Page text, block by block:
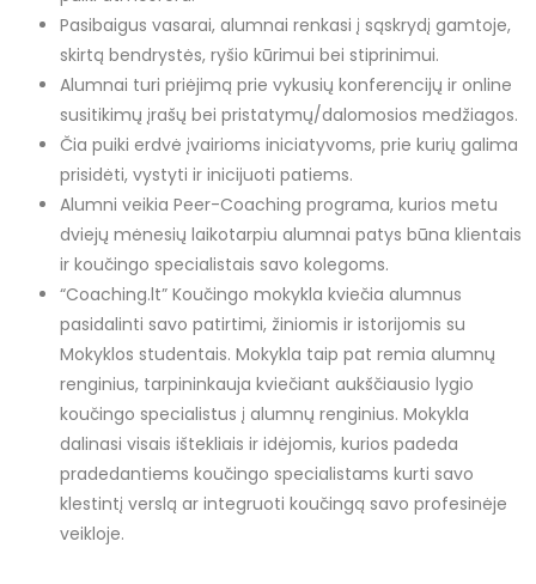
Pasibaigus vasarai, alumnai renkasi į sąskrydį gamtoje,
skirtą bendrystės, ryšio kūrimui bei stiprinimui.
Alumnai turi priėjimą prie vykusių konferencijų ir online
susitikimų įrašų bei pristatymų/dalomosios medžiagos.
Čia puiki erdvė įvairioms iniciatyvoms, prie kurių galima
prisidėti, vystyti ir inicijuoti patiems.
Alumni veikia Peer-Coaching programa, kurios metu
dviejų mėnesių laikotarpiu alumnai patys būna klientais
ir koučingo specialistais savo kolegoms.
“Coaching.lt” Koučingo mokykla kviečia alumnus
pasidalinti savo patirtimi, žiniomis ir istorijomis su
Mokyklos studentais. Mokykla taip pat remia alumnų
renginius, tarpininkauja kviečiant aukščiausio lygio
koučingo specialistus į alumnų renginius. Mokykla
dalinasi visais ištekliais ir idėjomis, kurios padeda
pradedantiems koučingo specialistams kurti savo
klestintį verslą ar integruoti koučingą savo profesinėje
veikloje.